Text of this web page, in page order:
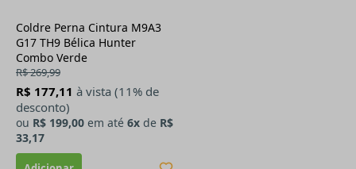
Coldre Perna Cintura M9A3
G17 TH9 Bélica Hunter
Combo Verde
R$ 269,99
R$ 177,11 à vista (11% de
desconto)
ou R$ 199,00 em até 6x de R$
33,17